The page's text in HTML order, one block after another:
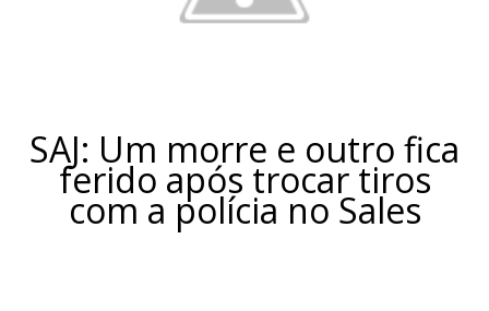
SAJ: Um morre e outro fica
ferido após trocar tiros
com a polícia no Sales